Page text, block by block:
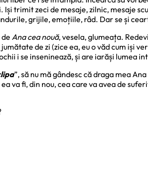
trimit zeci de mesaje, zilnic, mesaje
grijile, emoțiile, râd. Dar se și
Ana cea nouă, vesela, glumeața.
de zi (zice ea, eu o văd cum iși
i se inseninează, și are iarăși lumea
”, să nu mă gândesc că draga mea
va fi, din nou, cea care va avea de